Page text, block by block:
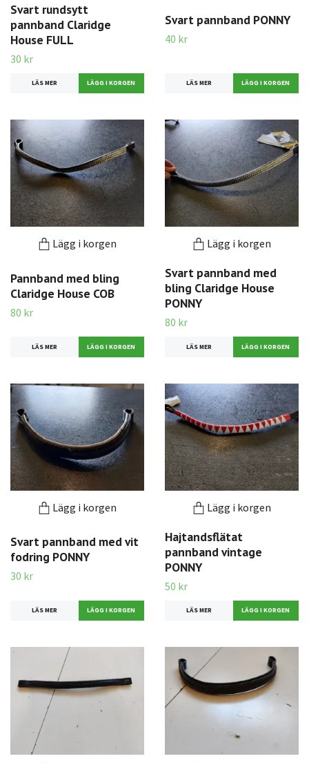
Svart rundsytt
pannband Claridge
House FULL
30 kr
LÄS MER
Svart pannband PONNY
40 kr
LÄS MER
Lägg i korgen
Pannband med bling
Claridge House COB
80 kr
LÄS MER
Lägg i korgen
Svart pannband med
bling Claridge House
PONNY
80 kr
LÄS MER
Lägg i korgen
Svart pannband med vit
fodring PONNY
30 kr
LÄS MER
Lägg i korgen
Hajtandsflätat
pannband vintage
PONNY
50 kr
LÄS MER